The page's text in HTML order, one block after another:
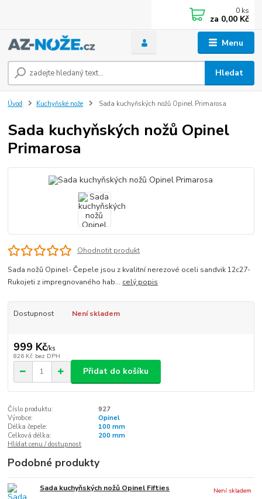
Menu
Hledat
0 ks
za 0,00 Kč
Úvod Kuchyňské nože Sada kuchyňských nožů Opinel Primarosa
Sada kuchyňských nožů Opinel
Primarosa
Ohodnotit produkt
Sada nožů Opinel- Čepele jsou z kvalitní nerezové oceli sandvik 12c27-
Rukojeti z impregnovaného hab... celý popis
Dostupnost Není skladem
999 Kč/ks
826 Kč bez DPH
Přidat do košíku
Číslo produktu:
927
Výrobce:
Opinel
Délka čepele:
100 mm
Celková délka:
200 mm
Hlídat cenu / dostupnost
Podobné produkty
Sada kuchyňských nožů Opinel Fifties
Není skladem